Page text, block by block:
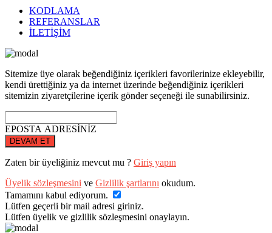
KODLAMA
REFERANSLAR
İLETİŞİM
Sitemize üye olarak beğendiğiniz içerikleri favorilerinize ekleyebilir,
kendi ürettiğiniz ya da internet üzerinde beğendiğiniz içerikleri
sitemizin ziyaretçilerine içerik gönder seçeneği ile sunabilirsiniz.
EPOSTA ADRESİNİZ
DEVAM ET
Zaten bir üyeliğiniz mevcut mu ? Giriş yapın
Üyelik sözleşmesini ve Gizlilik şartlarını okudum.
Tamamını kabul ediyorum.
Lütfen geçerli bir mail adresi giriniz.
Lütfen üyelik ve gizlilik sözleşmesini onaylayın.